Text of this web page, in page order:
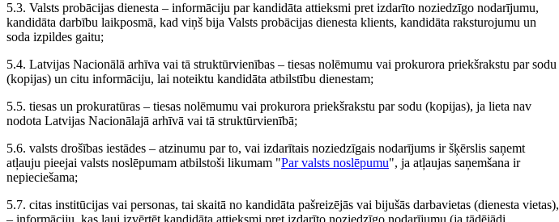
5.3. Valsts probācijas dienesta – informāciju par kandidāta attieksmi pret izdarīto noziedzīgo nodarījumu,
kandidāta darbību laikposmā, kad viņš bija Valsts probācijas dienesta klients, kandidāta raksturojumu un
soda izpildes gaitu;
5.4. Latvijas Nacionālā arhīva vai tā struktūrvienības – tiesas nolēmumu vai prokurora priekšrakstu par sodu
(kopijas) un citu informāciju, lai noteiktu kandidāta atbilstību dienestam;
5.5. tiesas un prokuratūras – tiesas nolēmumu vai prokurora priekšrakstu par sodu (kopijas), ja lieta nav
nodota Latvijas Nacionālajā arhīvā vai tā struktūrvienībā;
5.6. valsts drošības iestādes – atzinumu par to, vai izdarītais noziedzīgais nodarījums ir šķērslis saņemt
atļauju pieejai valsts noslēpumam atbilstoši likumam "Par valsts noslēpumu", ja atļaujas saņemšana ir
nepieciešama;
5.7. citas institūcijas vai personas, tai skaitā no kandidāta pašreizējās vai bijušās darbavietas (dienesta vietas),